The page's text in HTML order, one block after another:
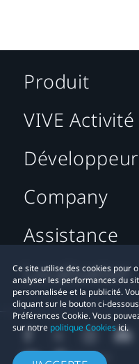
Ce site utilise des cookies pour
analyser les performances du
personnalisée et la publicité.
cliquant sur le bouton ci-
Préférences Cookie. Vous
sur notre politique Cookiesici.
Produit
VIVE Activité
Company
Assistance
Localisation